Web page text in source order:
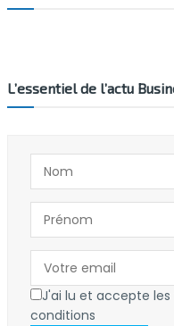
L’essentiel de l’actu
J'ai lu et accepte
conditions